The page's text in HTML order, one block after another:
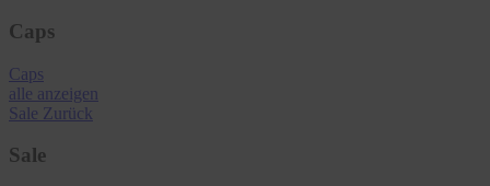
Caps
Caps
alle anzeigen
Sale Zurück
Sale